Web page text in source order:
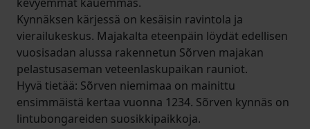
Kynnäksen kärjessä on kesäisin ravintola ja
vierailukeskus. Majakalta eteenpäin löydät edellisen
vuosisadan alussa rakennetun Sõrven majakan
pelastusaseman veteenlaskupaikan rauniot.
Hyvä tietää: Sõrven niemimaa on mainittu
ensimmäistä kertaa vuonna 1234. Sõrven kynnäs on
lintubongareiden suosikkipaikkoja.